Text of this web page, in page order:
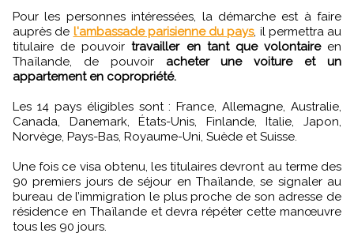
Pour les personnes intéressées, la démarche est à faire
auprès de l'ambassade parisienne du pays, il permettra au
titulaire de pouvoirtravailler en tant que volontaireen
Thaïlande, de pouvoiracheter une voiture et un
appartement en copropriété.
Les 14 pays éligibles sont : France, Allemagne, Australie,
Canada, Danemark, États-Unis, Finlande, Italie, Japon,
Norvège, Pays-Bas, Royaume-Uni, Suède et Suisse.
Une fois ce visa obtenu, les titulaires devront au terme des
90 premiers jours de séjour en Thaïlande, se signaler au
bureau de l’immigration le plus proche de son adresse de
résidence en Thaïlande et devra répéter cette manœuvre
tous les 90 jours.